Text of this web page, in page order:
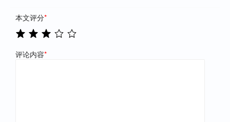
本文评分*
评论内容*